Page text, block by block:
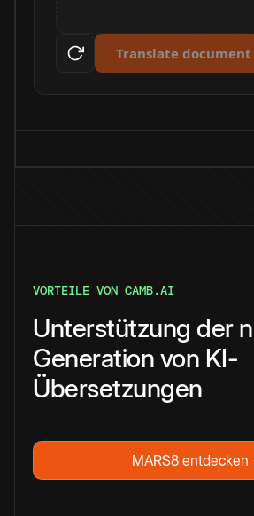
Translate document
VORTEILE VON CAMB.AI
Unterstützung der
Generation von KI-
Übersetzungen
MARS8